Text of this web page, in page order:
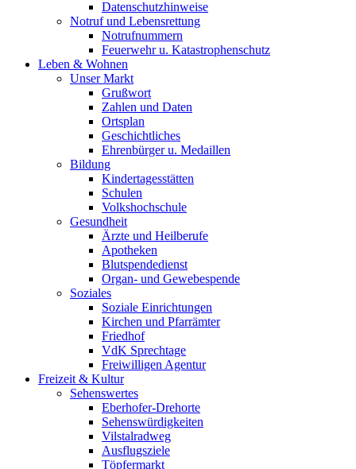
Datenschutzhinweise
Notruf und Lebensrettung
Notrufnummern
Feuerwehr u. Katastrophenschutz
Leben & Wohnen
Unser Markt
Grußwort
Zahlen und Daten
Ortsplan
Geschichtliches
Ehrenbürger u. Medaillen
Bildung
Kindertagesstätten
Schulen
Volkshochschule
Gesundheit
Ärzte und Heilberufe
Apotheken
Blutspendedienst
Organ- und Gewebespende
Soziales
Soziale Einrichtungen
Kirchen und Pfarrämter
Friedhof
VdK Sprechtage
Freiwilligen Agentur
Freizeit & Kultur
Sehenswertes
Eberhofer-Drehorte
Sehenswürdigkeiten
Vilstalradweg
Ausflugsziele
Töpfermarkt